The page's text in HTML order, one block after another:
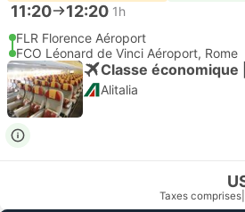
11:20 12:20 1h
FLR Florence Aéroport
FCO Léonard de Vinci Aéroport, Rome
Classe économique
Alitalia
Taxes comprises